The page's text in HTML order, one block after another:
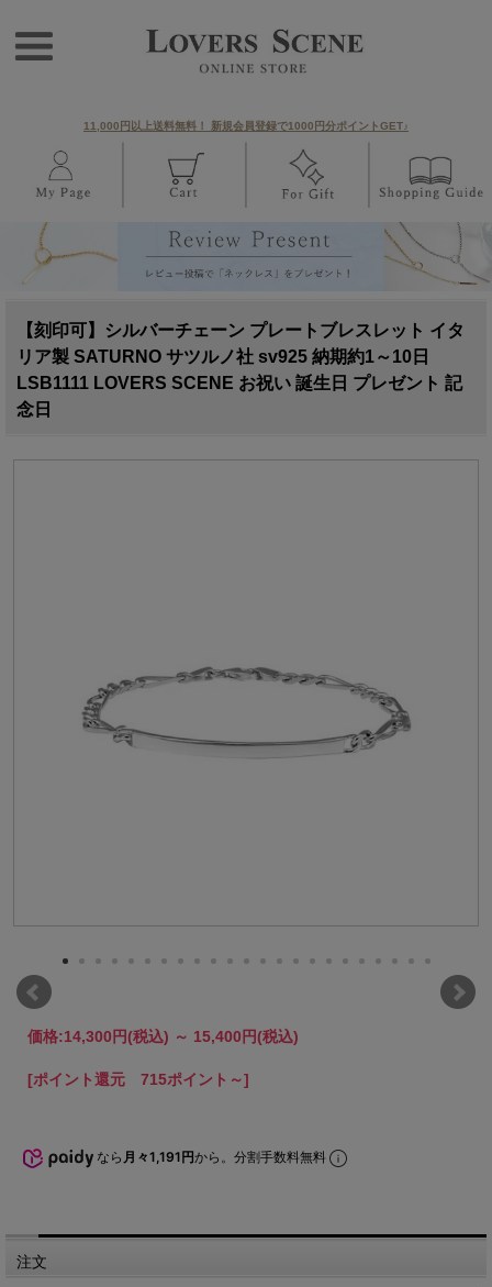
11,000円以上送料無料！ 新規会員登録で1000円分ポイントGET♪
【刻印可】シルバーチェーン プレートブレスレット イタ
リア製 SATURNO サツルノ社 sv925 納期約1～10日
LSB1111 LOVERS SCENE お祝い 誕生日 プレゼント 記
念日
価格:14,300円(税込) ～ 15,400円(税込)
[ポイント還元 715ポイント～]
なら 月々1,191円から。分割手数料無料
注文